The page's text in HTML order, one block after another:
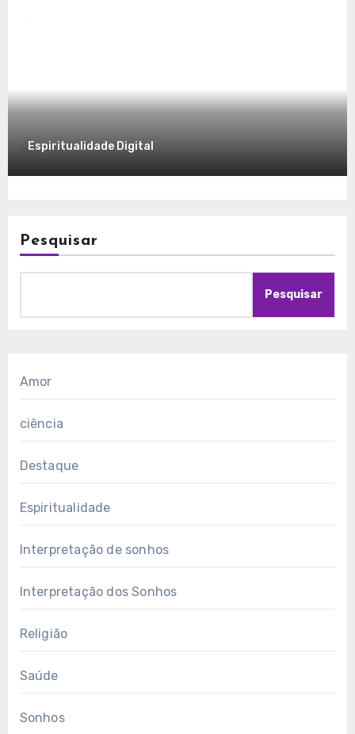
Espiritualidade Digital
Pesquisar
Pesquisar
Amor
ciência
Destaque
Espiritualidade
Interpretação de sonhos
Interpretação dos Sonhos
Religião
Saúde
Sonhos